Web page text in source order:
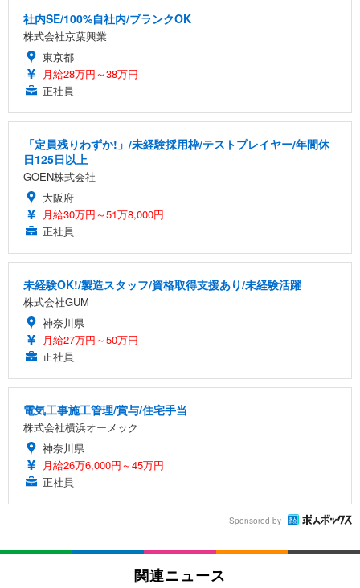
社内SE/100%自社内/ブランクOK
株式会社京葉興業
東京都
月給28万円～38万円
正社員
「定員残りわずか!」/未経験採用枠/テストプレイヤー/年間休
日125日以上
GOEN株式会社
大阪府
月給30万円～51万8,000円
正社員
未経験OK!/製造スタッフ/資格取得支援あり/未経験活躍
株式会社GUM
神奈川県
月給27万円～50万円
正社員
電気工事施工管理/賞与/住宅手当
株式会社横浜オーメック
神奈川県
月給26万6,000円～45万円
正社員
Sponsored by
関連ニュース